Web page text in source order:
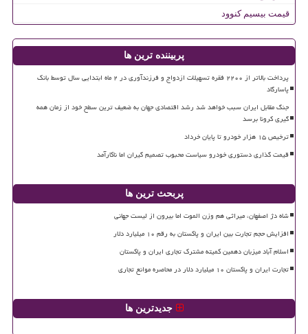
قیمت بیسیم کنوود
پربیننده ترین ها
پرداخت بالاتر از ۲۲۰۰ فقره تسهیلات ازدواج و فرزندآوری در ۲ ماه ابتدایی سال توسط بانک
پاسارگاد
جنگ مقابل ایران سبب خواهد شد رشد اقتصادی جهان به ضعیف ترین سطح خود از زمان همه
گیری کرونا برسد
ترخیص ۱۵ هزار خودرو تا پایان خرداد
قیمت گذاری دستوری خودرو سیاست محبوب تصمیم گیران اما ناکارآمد
پربحث ترین ها
شاه دژ اصفهان، میراثی هم وزن الموت اما بیرون از لیست جهانی
افزایش حجم تجارت بین ایران و پاکستان به رقم ۱۰ میلیارد دلار
اسلام آباد میزبان دهمین کمیته مشترک تجاری ایران و پاکستان
تجارت ایران و پاکستان ۱۰ میلیارد دلار در محاصره موانع تجاری
جدیدترین ها